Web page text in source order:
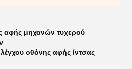
αφής μηχανών τυχερού
οθόνης αφής ίντσας